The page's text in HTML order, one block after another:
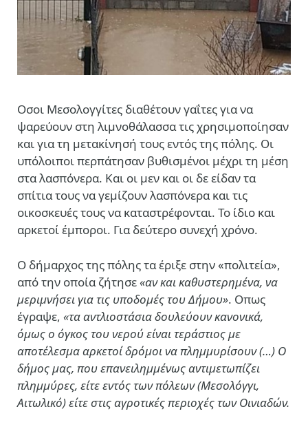
Οσοι Μεσολογγίτες διαθέτουν γαΐτες για να
ψαρεύουν στη λιμνοθάλασσα τις χρησιμοποίησαν
και για τη μετακίνησή τους εντός της πόλης. Οι
υπόλοιποι περπάτησαν βυθισμένοι μέχρι τη μέση
στα λασπόνερα. Και οι μεν και οι δε είδαν τα
σπίτια τους να γεμίζουν λασπόνερα και τις
οικοσκευές τους να καταστρέφονται. Το ίδιο και
αρκετοί έμποροι. Για δεύτερο συνεχή χρόνο.
Ο δήμαρχος της πόλης τα έριξε στην «πολιτεία»,
από την οποία ζήτησε«αν και καθυστερημένα, να
μεριμνήσει για τις υποδομές του Δήμου». Οπως
έγραψε, «τα αντλιοστάσια δουλεύουν κανονικά,
όμως ο όγκος του νερού είναι τεράστιος με
αποτέλεσμα αρκετοί δρόμοι να πλημμυρίσουν (…) Ο
δήμος μας, που επανειλημμένως αντιμετωπίζει
πλημμύρες, είτε εντός των πόλεων (Μεσολόγγι,
Αιτωλικό) είτε στις αγροτικές περιοχές των Οινιαδών.